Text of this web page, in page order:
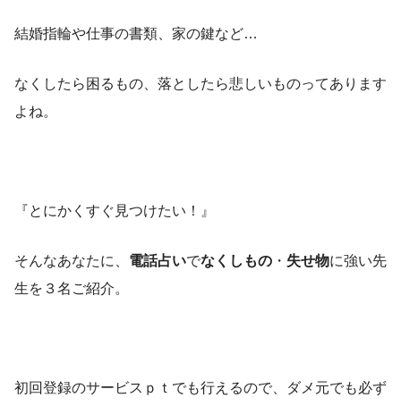
結婚指輪や仕事の書類、家の鍵など…
なくしたら困るもの、落としたら悲しいものってあります
よね。
『とにかくすぐ見つけたい！』
そんなあなたに、 電話占いでなくしもの ・ 失せ物に強い先
生を３名ご紹介。
初回登録のサービスｐｔでも行えるので、ダメ元でも必ず